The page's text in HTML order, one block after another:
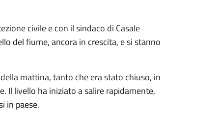
civile e con il sindaco di Casale
del fiume, ancora in crescita, e si stanno
mattina, tanto che era stato chiuso, in
Il livello ha iniziato a salire rapidamente,
in paese.